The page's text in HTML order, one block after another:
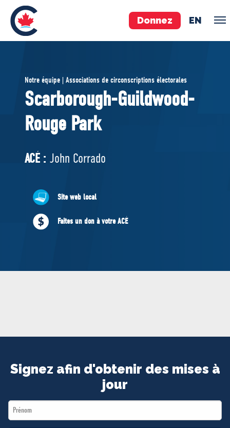
Donnez EN
ÉQUIPE
Pierre Poilievre
Vos députés conservateurs
Cabinet fantôme
ACÉ
À PROPOS
Documents constitutifs
ADHÉREZ
Notre équipe | Associations de circonscriptions électorales
Scarborough-Guildwood-
Rouge Park
ACÉ : John Corrado
Site web local
Faites un don à votre ACÉ
Signez afin d'obtenir des mises à
jour
First
Name